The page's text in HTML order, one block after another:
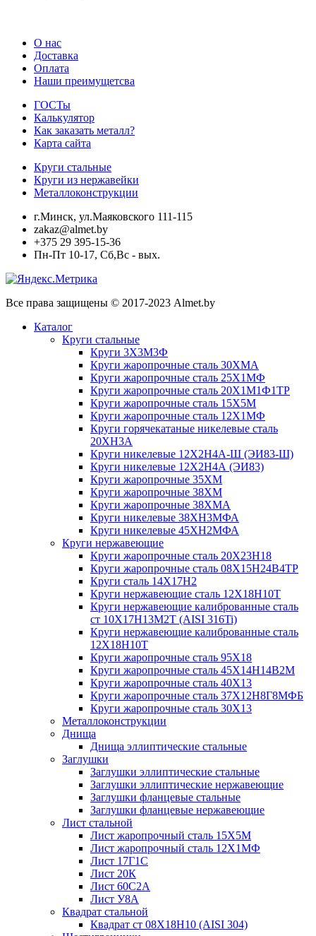
О нас
Доставка
Оплата
Наши преимущетсва
ГОСТы
Калькулятор
Как заказать металл?
Карта сайта
Круги стальные
Круги из нержавейки
Металлоконструкции
г.Минск, ул.Маяковского 111-115
zakaz@almet.by
+375 29 395-15-36
Пн-Пт 10-17, Сб,Вс - вых.
Все права защищены © 2017-2023 Almet.by
Каталог
Круги стальные
Круги 3Х3М3Ф
Круги жаропрочные сталь 30ХМА
Круги жаропрочные сталь 25Х1МФ
Круги жаропрочные сталь 20Х1М1Ф1ТР
Круги жаропрочные сталь 15Х5М
Круги жаропрочные сталь 12Х1МФ
Круги горячекатаные никелевые сталь
20ХН3А
Круги никелевые 12Х2Н4А-Ш (ЭИ83-Ш)
Круги никелевые 12Х2Н4А (ЭИ83)
Круги жаропрочные 35ХМ
Круги жаропрочные 38ХМ
Круги жаропрочные 38ХМА
Круги никелевые 38XH3MФА
Круги никелевые 45ХН2МФА
Круги нержавеющие
Круги жаропрочные сталь 20Х23Н18
Круги жаропрочные сталь 08Х15Н24В4ТР
Круги сталь 14Х17Н2
Круги нержавеющие сталь 12Х18Н10Т
Круги нержавеющие калиброванные сталь
ст 10Х17Н13М2Т (AISI 316Ti)
Круги нержавеющие калиброванные сталь
12Х18Н10Т
Круги жаропрочные сталь 95Х18
Круги жаропрочные сталь 45Х14Н14В2М
Круги жаропрочные сталь 40Х13
Круги жаропрочные сталь 37Х12Н8Г8МФБ
Круги жаропрочные сталь 30Х13
Металлоконструкции
Днища
Днища эллиптические стальные
Заглушки
Заглушки эллиптические стальные
Заглушки эллиптические нержавеющие
Заглушки фланцевые стальные
Заглушки фланцевые нержавеющие
Лист стальной
Лист жаропрочный сталь 15Х5М
Лист жаропрочный сталь 12Х1МФ
Лист 17Г1С
Лист 20К
Лист 60С2А
Лист У8А
Квадрат стальной
Квадрат ст 08Х18Н10 (AISI 304)